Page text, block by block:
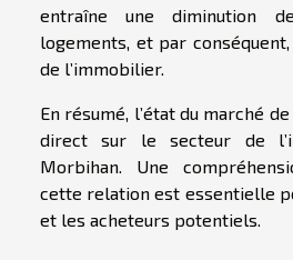
entraîne une diminution
logements, et par
de l’immobilier.
En résumé, l’état du marché
direct sur le secteur de
Morbihan. Une
cette relation est essentielle
et les acheteurs potentiels.